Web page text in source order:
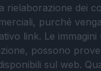
rielaborazione dei
purché
link. Le immagini
possono
sul web.